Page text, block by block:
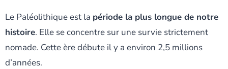
Le Paléolithique est la période la plus longue de notre
histoire. Elle se concentre sur une survie strictement
nomade. Cette ère débute il y a environ 2,5 millions
d’années.